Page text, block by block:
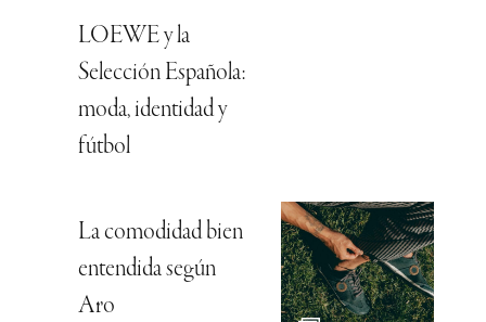
LOEWE y la
Selección Española:
moda, identidad y
fútbol
La comodidad bien
entendida según
Aro